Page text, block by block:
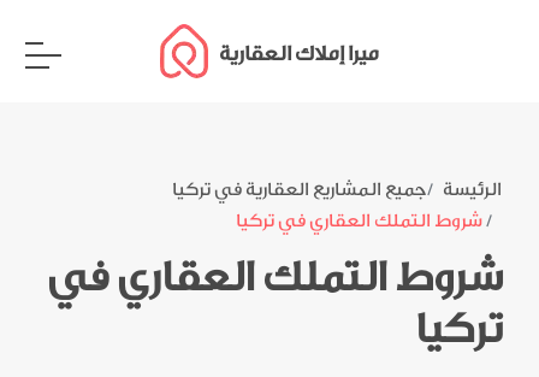
ميرا إملاك العقارية
الرئيسة
جميع المشاريع العقارية في تركيا
شروط التملك العقاري في تركيا
شروط التملك العقاري في
تركيا